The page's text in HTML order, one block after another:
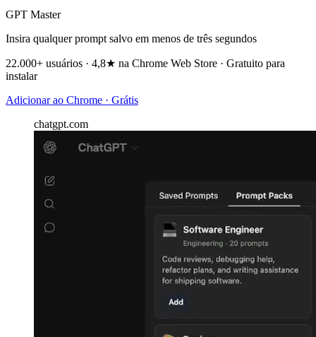
GPT Master
Insira qualquer prompt salvo em menos de três segundos
22.000+ usuários · 4,8★ na Chrome Web Store · Gratuito para
instalar
Adicionar ao Chrome · Grátis
chatgpt.com